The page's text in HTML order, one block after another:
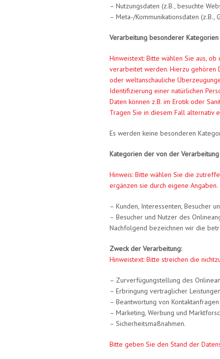
– Nutzungsdaten (z.B., besuchte
– Meta-/Kommunikationsdaten (z.B.,
Verarbeitung besonderer Kategorien
Hinweistext: Bitte wählen Sie aus,
verarbeitet werden. Hierzu gehören
oder weltanschauliche
Identifizierung einer natürlichen
Daten können z.B. im Erotik oder
Tragen Sie in diesem Fall alternativ
Es werden keine besonderen
Kategorien der von der
Hinweis: Bitte wählen Sie die
ergänzen sie durch eigene Angaben.
– Kunden, Interessenten, Besucher
– Besucher und Nutzer des
Nachfolgend bezeichnen wir die
Zweck der Verarbeitung:
Hinweistext: Bitte streichen die
– Zurverfügungstellung des
– Erbringung vertraglicher
– Beantwortung von
– Marketing, Werbung und
– Sicherheitsmaßnahmen.
Bitte geben Sie den Stand der